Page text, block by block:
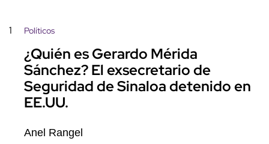
1 Políticos
¿Quién es Gerardo Mérida
Sánchez? El exsecretario de
Seguridad de Sinaloa detenido en
EE.UU.
Anel Rangel